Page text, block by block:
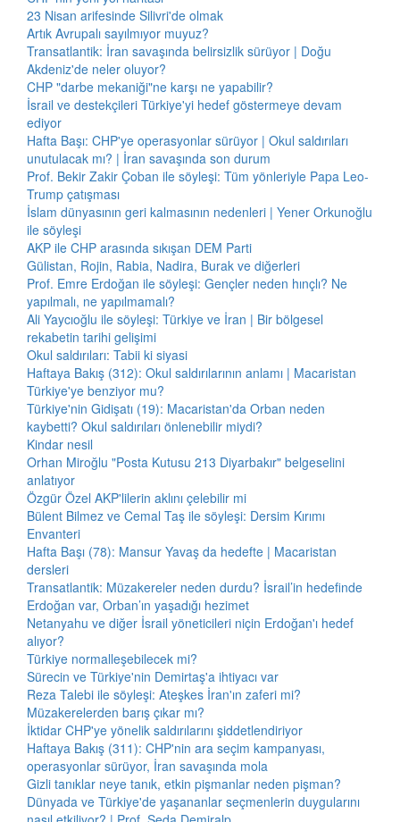
23 Nisan arifesinde Silivri'de olmak
Artık Avrupalı sayılmıyor muyuz?
Transatlantik: İran savaşında belirsizlik sürüyor | Doğu
Akdeniz'de neler oluyor?
CHP "darbe mekaniği"ne karşı ne yapabilir?
İsrail ve destekçileri Türkiye'yi hedef göstermeye devam
ediyor
Hafta Başı: CHP'ye operasyonlar sürüyor | Okul saldırıları
unutulacak mı? | İran savaşında son durum
Prof. Bekir Zakir Çoban ile söyleşi: Tüm yönleriyle Papa Leo-
Trump çatışması
İslam dünyasının geri kalmasının nedenleri | Yener Orkunoğlu
ile söyleşi
AKP ile CHP arasında sıkışan DEM Parti
Gülistan, Rojin, Rabia, Nadira, Burak ve diğerleri
Prof. Emre Erdoğan ile söyleşi: Gençler neden hınçlı? Ne
yapılmalı, ne yapılmamalı?
Ali Yaycıoğlu ile söyleşi: Türkiye ve İran | Bir bölgesel
rekabetin tarihi gelişimi
Okul saldırıları: Tabii ki siyasi
Haftaya Bakış (312): Okul saldırılarının anlamı | Macaristan
Türkiye'ye benziyor mu?
Türkiye'nin Gidişatı (19): Macaristan'da Orban neden
kaybetti? Okul saldırıları önlenebilir miydi?
Kindar nesil
Orhan Miroğlu "Posta Kutusu 213 Diyarbakır" belgeselini
anlatıyor
Özgür Özel AKP'lilerin aklını çelebilir mi
Bülent Bilmez ve Cemal Taş ile söyleşi: Dersim Kırımı
Envanteri
Hafta Başı (78): Mansur Yavaş da hedefte | Macaristan
dersleri
Transatlantik: Müzakereler neden durdu? İsrail’in hedefinde
Erdoğan var, Orban’ın yaşadığı hezimet
Netanyahu ve diğer İsrail yöneticileri niçin Erdoğan'ı hedef
alıyor?
Türkiye normalleşebilecek mi?
Sürecin ve Türkiye'nin Demirtaş'a ihtiyacı var
Reza Talebi ile söyleşi: Ateşkes İran'ın zaferi mi?
Müzakerelerden barış çıkar mı?
İktidar CHP'ye yönelik saldırılarını şiddetlendiriyor
Haftaya Bakış (311): CHP'nin ara seçim kampanyası,
operasyonlar sürüyor, İran savaşında mola
Gizli tanıklar neye tanık, etkin pişmanlar neden pişman?
Dünyada ve Türkiye'de yaşananlar seçmenlerin duygularını